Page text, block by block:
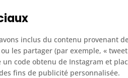
inclus du contenu provenant
les partager (par exemple, «
code obtenu de Instagram et
fins de publicité personnalisée.